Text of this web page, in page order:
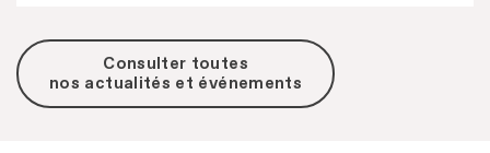
Consulter toutes
nos actualités et événements